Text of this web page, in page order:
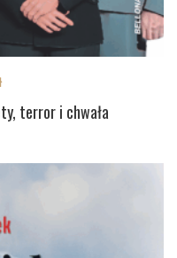
terror i chwała